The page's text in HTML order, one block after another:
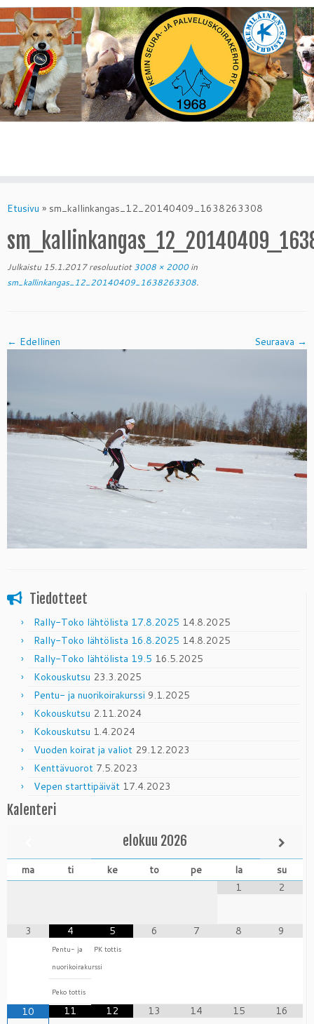
toEtusivu » sm_kallinkangas_12_20140409_1638263308
Julkaistu 15.1.2017resoluutiot3008 × 2000in
sm_kallinkangas_12_20140409_1638263308.
← Edellinen Seuraava →
Tiedotteet
Rally-Toko lähtölista 17.8.2025 14.8.2025
Rally-Toko lähtölista 16.8.2025 14.8.2025
Rally-Toko lähtölista 19.5 16.5.2025
Kokouskutsu 23.3.2025
Pentu- ja nuorikoirakurssi 9.1.2025
Kokouskutsu 2.11.2024
Kokouskutsu 1.4.2024
Vuoden koirat ja valiot 29.12.2023
Kenttävuorot 7.5.2023
Vepen starttipäivät 17.4.2023
Kalenteri
elokuu 2026
ma ti ke to pe la
su
1
2
3 4
Pentu- ja
nuorikoirakurssi
Peko tottis
5
PK tottis
6 7 8 9
10 11 12 13 14 15 16